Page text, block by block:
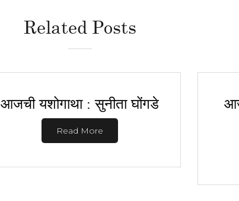
Related Posts
आजची यशोगाथा : सुनीता घोंगडे
Read More